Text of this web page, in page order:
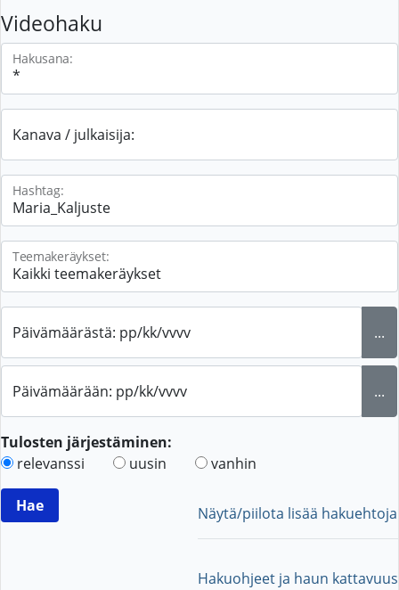
Videohaku
Hakusana:
Kanava / julkaisija:
Hashtag:
Teemakeräykset:
Päivämäärästä: pp/kk/vvvv ...
Päivämäärään: pp/kk/vvvv ...
Tulosten järjestäminen:
relevanssi
uusin vanhin
Näytä/piilota lisää hakuehtoja
Hakuohjeet ja haun kattavuus